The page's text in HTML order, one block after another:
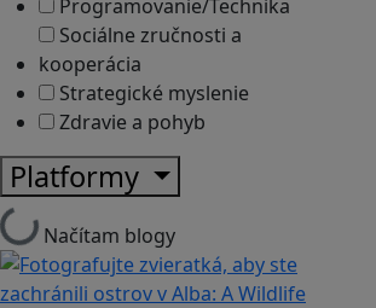
Programovanie/Technika
Sociálne zručnosti a
kooperácia
Strategické myslenie
Zdravie a pohyb
Platformy
Načítam blogy